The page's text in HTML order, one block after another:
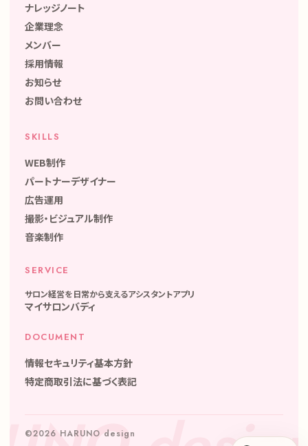
ナレッジノート
企業理念
メンバー
採用情報
お知らせ
お問い合わせ
SKILLS
WEB制作
パートナーデザイナー
広告運用
撮影・ビジュアル制作
音楽制作
SERVICE
サロン経営を日常から支えるアシスタントアプリ
マイサロンバディ
DOCUMENT
情報セキュリティ基本方針
特定商取引法に基づく表記
©2026 HARUNO design